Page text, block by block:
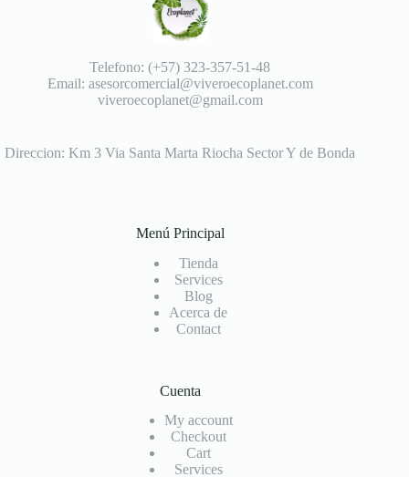
Telefono: (+57) 323-357-51-48
Email: asesorcomercial@viveroecoplanet.com
viveroecoplanet@gmail.com
Direccion: Km 3 Via Santa Marta Riocha Sector Y de Bonda
Menú Principal
Tienda
Services
Blog
Acerca de
Contact
Cuenta
My account
Checkout
Cart
Services